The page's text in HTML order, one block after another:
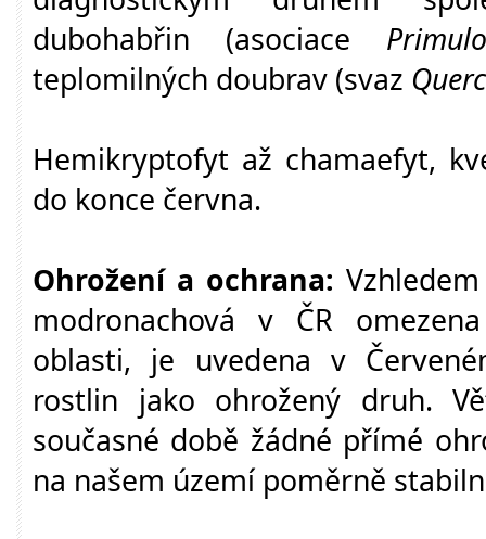
dubohabřin (asociace
teplomilných doubrav (svaz
Hemikryptofyt až chamaefyt,
do konce června.
Ohrožení a ochrana:
modronachová v ČR
oblasti, je uvedena v
rostlin jako ohrožený druh.
současné době žádné přímé
na našem území poměrně